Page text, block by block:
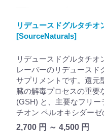
リデュースドグルタチオ
[SourceNaturals]
リデュースドグルタチオ
レーバーのリデュースド
サプリメントです。還元
臓の解毒プロセスの重要
(GSH) と、主要なフリ
チオン ペルオキシダーゼ
2,700 円 ～ 4,500 円